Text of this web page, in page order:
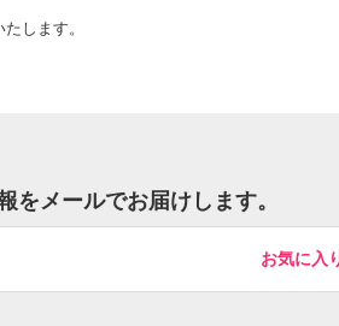
します。
メールでお届けします。
お気に入